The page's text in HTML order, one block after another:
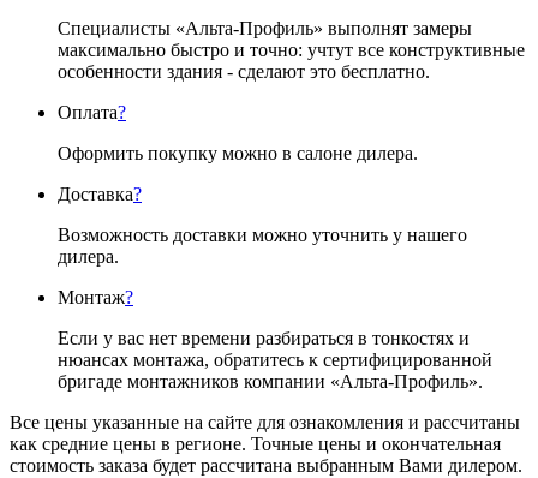
Специалисты «Альта-Профиль» выполнят замеры
максимально быстро и точно: учтут все конструктивные
особенности здания - сделают это бесплатно.
Оплата?
Оформить покупку можно в салоне дилера.
Доставка?
Возможность доставки можно уточнить у нашего
дилера.
Монтаж?
Если у вас нет времени разбираться в тонкостях и
нюансах монтажа, обратитесь к сертифицированной
бригаде монтажников компании «Альта-Профиль».
Все цены указанные на сайте для ознакомления и рассчитаны
как средние цены в регионе. Точные цены и окончательная
стоимость заказа будет рассчитана выбранным Вами дилером.